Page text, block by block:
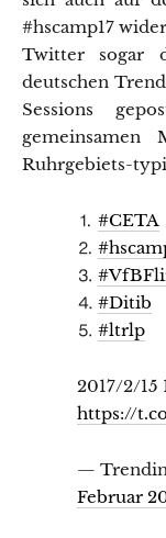
#hscamp17
Twitter sogar
deutschen
Sessions
gemeinsamen
Ruhrgebiets-
⒈ #CETA
⒉
⒊
⒋ #Ditib
⒌ #ltrlp
2017/2/15
https://
—
Februar